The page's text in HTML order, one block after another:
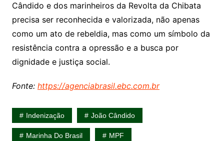
Cândido e dos marinheiros da Revolta da Chibata
precisa ser reconhecida e valorizada, não apenas
como um ato de rebeldia, mas como um símbolo da
resistência contra a opressão e a busca por
dignidade e justiça social.
Fonte: https://agenciabrasil.ebc.com.br
Indenização João Cândido
Marinha Do Brasil MPF